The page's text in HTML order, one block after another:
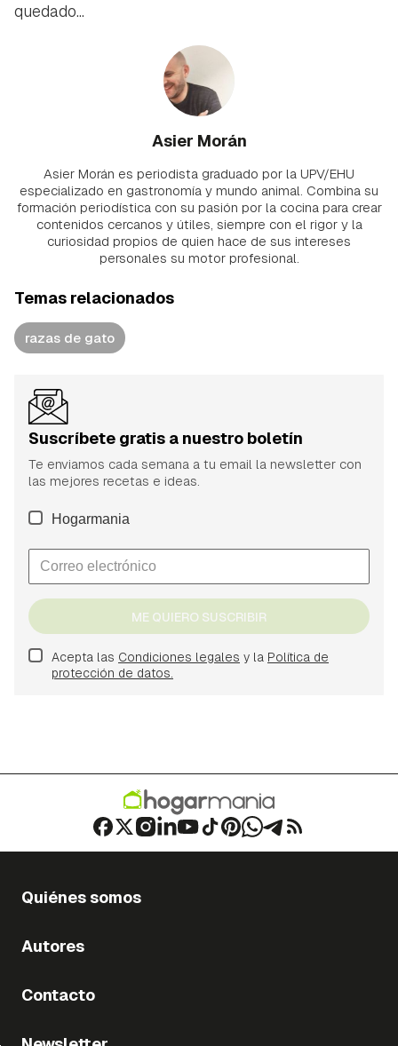
quedado...
Asier Morán
Asier Morán es periodista graduado por la UPV/EHU
especializado en gastronomía y mundo animal. Combina su
formación periodística con su pasión por la cocina para crear
contenidos cercanos y útiles, siempre con el rigor y la
curiosidad propios de quien hace de sus intereses
personales su motor profesional.
Temas relacionados
razas de gato
Suscríbete gratis a nuestro boletín
Te enviamos cada semana a tu email la newsletter con
las mejores recetas e ideas.
Hogarmania
ME QUIERO SUSCRIBIR
Acepta las Condiciones legales y la Política de
protección de datos.
Quiénes somos
Autores
Contacto